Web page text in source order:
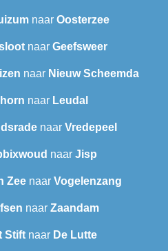
naar Oosterzee
naar Geefsweer
naar Nieuw Scheemda
naar Leudal‎
naar Vredepeel
naar Jisp
Zeenaar Vogelenzang
naar Zaandam
Stift naar De Lutte